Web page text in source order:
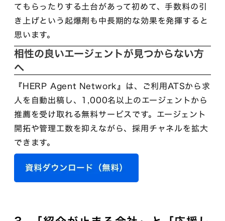
てもらったりする土台があって初めて、手数料の引
き上げという起爆剤も中長期的な効果を発揮すると
思います。
相性の良いエージェントが見つからない方
へ
『HERP Agent Network』は、ご利用ATSから求
人を自動出稿し、1,000名以上のエージェントから
推薦を受け取れる無料サービスです。エージェント
開拓や管理工数を抑えながら、採用チャネルを拡大
できます。